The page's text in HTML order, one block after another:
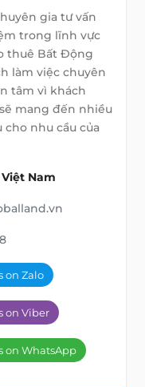
gia tư vấn
trong lĩnh vực
thuê Bất Động
làm việc chuyên
tâm vì khách
mang đến nhiều
nhu cầu của
Nam
on Zalo
on Viber
on WhatsApp